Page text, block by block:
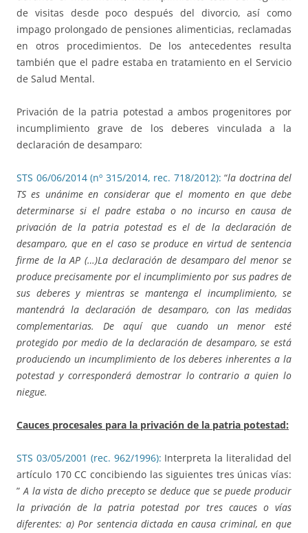
de visitas desde poco después del divorcio, así como
impago prolongado de pensiones alimenticias, reclamadas
en otros procedimientos. De los antecedentes resulta
también que el padre estaba en tratamiento en el Servicio
de Salud Mental.
Privación de la patria potestad a ambos progenitores por
incumplimiento grave de los deberes vinculada a la
declaración de desamparo:
STS 06/06/2014 (nº 315/2014, rec. 718/2012): “la doctrina del
TS es unánime en considerar que el momento en que debe
determinarse si el padre estaba o no incurso en causa de
privación de la patria potestad es el de la declaración de
desamparo, que en el caso se produce en virtud de sentencia
firme de la AP (…)La declaración de desamparo del menor se
produce precisamente por el incumplimiento por sus padres de
sus deberes y mientras se mantenga el incumplimiento, se
mantendrá la declaración de desamparo, con las medidas
complementarias. De aquí que cuando un menor esté
protegido por medio de la declaración de desamparo, se está
produciendo un incumplimiento de los deberes inherentes a la
potestad y corresponderá demostrar lo contrario a quien lo
niegue.
Cauces procesales para la privación de la patria potestad:
STS 03/05/2001 (rec. 962/1996): Interpreta la literalidad del
artículo 170 CC concibiendo las siguientes tres únicas vías:
”A la vista de dicho precepto se deduce que se puede producir
la privación de la patria potestad por tres cauces o vías
diferentes: a) Por sentencia dictada en causa criminal, en que